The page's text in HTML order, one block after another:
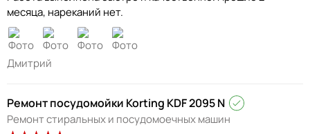
месяца, нареканий нет.
Дмитрий
Ремонт посудомойки Korting KDF 2095 N
Ремонт стиральных и посудомоечных машин